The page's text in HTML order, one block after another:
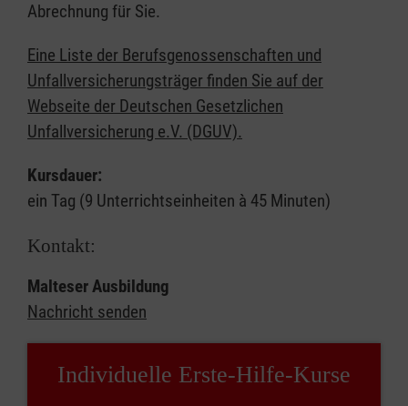
Abrechnung für Sie.
Eine Liste der Berufsgenossenschaften und
Unfallversicherungsträger finden Sie auf der
Webseite der Deutschen Gesetzlichen
Unfallversicherung e.V. (DGUV).
Kursdauer:
ein Tag (9 Unterrichtseinheiten à 45 Minuten)
Kontakt:
Malteser Ausbildung
Nachricht senden
Individuelle Erste-Hilfe-Kurse